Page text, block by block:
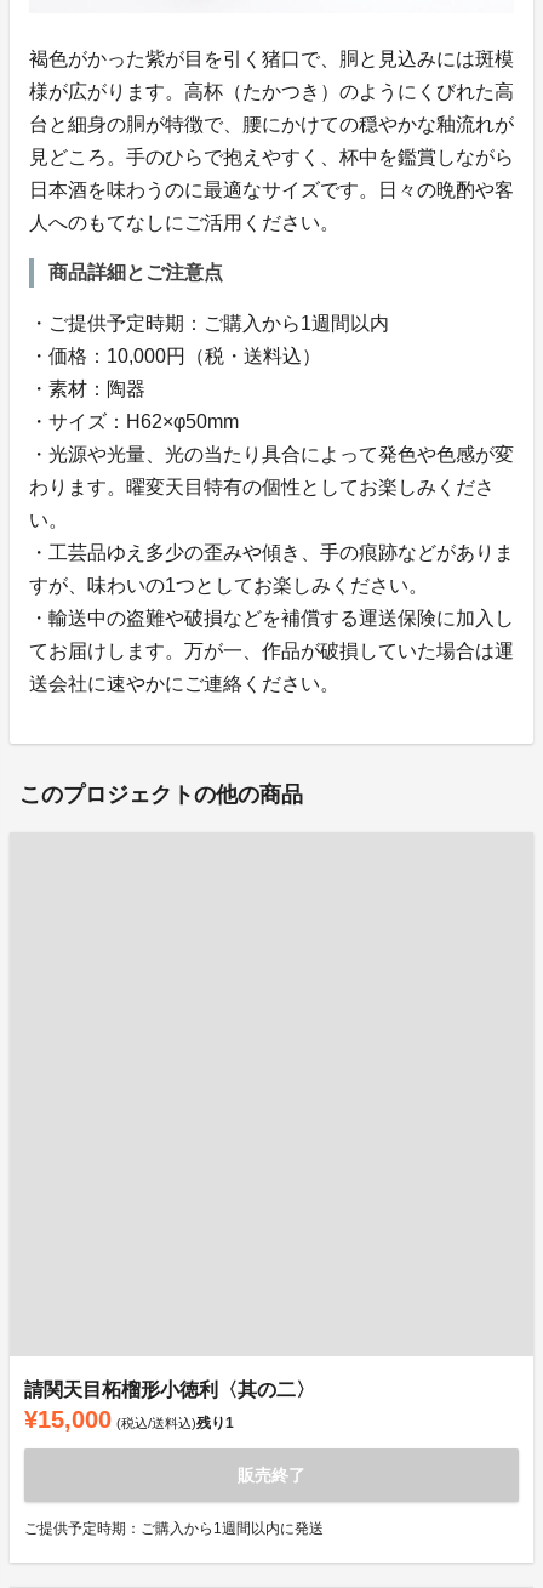
褐色がかった紫が目を引く猪口で、胴と見込みには斑模
様が広がります。高杯（たかつき）のようにくびれた高
台と細身の胴が特徴で、腰にかけての穏やかな釉流れが
見どころ。手のひらで抱えやすく、杯中を鑑賞しながら
日本酒を味わうのに最適なサイズです。日々の晩酌や客
人へのもてなしにご活用ください。
商品詳細とご注意点
・ご提供予定時期：ご購入から1週間以内
・価格：10,000円（税・送料込）
・素材：陶器
・サイズ：H62×φ50mm
・光源や光量、光の当たり具合によって発色や色感が変
わります。曜変天目特有の個性としてお楽しみくださ
い。
・工芸品ゆえ多少の歪みや傾き、手の痕跡などがありま
すが、味わいの1つとしてお楽しみください。
・輸送中の盗難や破損などを補償する運送保険に加入し
てお届けします。万が一、作品が破損していた場合は運
送会社に速やかにご連絡ください。
このプロジェクトの他の商品
請関天目柘榴形小徳利〈其の二〉
¥15,000 (税込/送料込)残り1
販売終了
ご提供予定時期：ご購入から1週間以内に発送